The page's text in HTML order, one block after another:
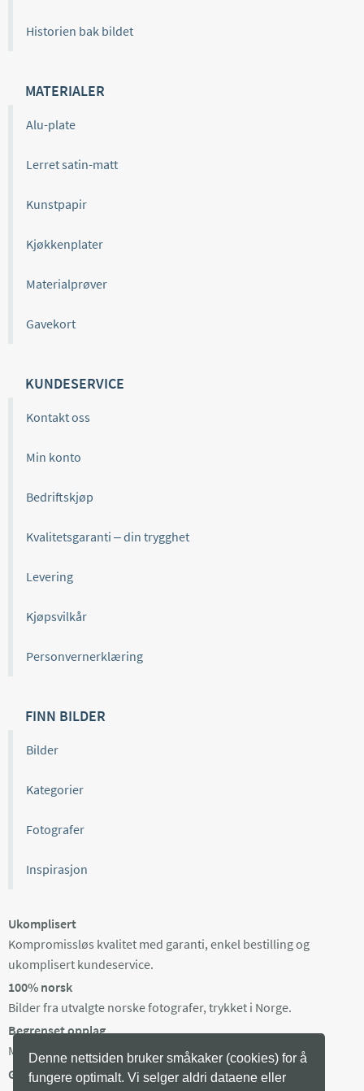
Historien bak bildet
MATERIALER
Alu-plate
Lerret satin-matt
Kunstpapir
Kjøkkenplater
Materialprøver
Gavekort
KUNDESERVICE
Kontakt oss
Min konto
Bedriftskjøp
Kvalitetsgaranti – din trygghet
Levering
Kjøpsvilkår
Personvernerklæring
FINN BILDER
Bilder
Kategorier
Fotografer
Inspirasjon
Ukomplisert
Kompromissløs kvalitet med garanti, enkel bestilling og
ukomplisert kundeservice.
100% norsk
Bilder fra utvalgte norske fotografer, trykket i Norge.
Begrenset opplag
Maks 100 eksemplarer av hvert bilde, trykket på bestilling.
Gratis frakt i Norge
Denne nettsiden bruker småkaker (cookies) for å
fungere optimalt. Vi selger aldri dataene eller